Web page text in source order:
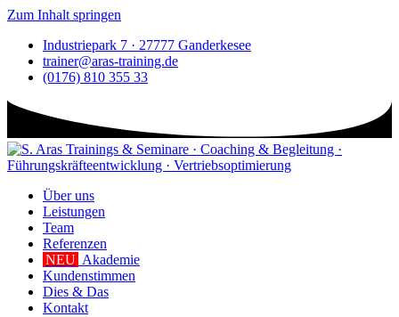
Zum Inhalt springen
Industriepark 7 · 27777 Ganderkesee
trainer@aras-training.de
(0176) 810 355 33
Über uns
Leistungen
Team
Referenzen
NEU Akademie
Kundenstimmen
Dies & Das
Kontakt